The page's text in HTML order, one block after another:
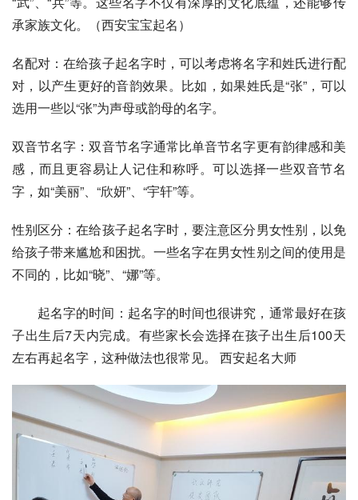
承家族文化。（西安宝宝起名）
名配对：在给孩子起名字时，可以考虑将名字和姓氏进行配
对，以产生更好的音韵效果。比如，如果姓氏是“张”，可以
选用一些以“张”为声母或韵母的名字。
双音节名字：双音节名字通常比单音节名字更有韵律感和美
感，而且更容易让人记住和称呼。可以选择一些双音节名
字，如“美丽”、“欣妍”、“宇轩”等。
性别区分：在给孩子起名字时，要注意区分男女性别，以免
给孩子带来尴尬和困扰。一些名字在男女性别之间的使用是
不同的，比如“晓”、“娜”等。
起名字的时间：起名字的时间也很讲究，通常最好在孩
子出生后7天内完成。有些家长会选择在孩子出生后100天
左右再起名字，这种做法也很常见。 西安起名大师